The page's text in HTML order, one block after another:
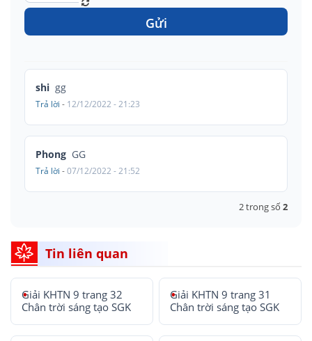
Gửi
shi gg
Trả lời - 12/12/2022 - 21:23
Phong GG
Trả lời -07/12/2022 - 21:52
2trong số 2
Tin liên quan
Giải KHTN 9 trang 32
Chân trời sáng tạo SGK
Giải KHTN 9 trang 31
Chân trời sáng tạo SGK